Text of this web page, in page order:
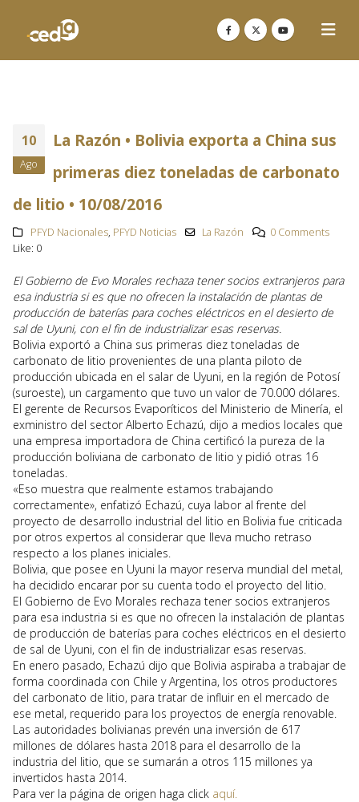
10
Ago
La Razón • Bolivia exporta a China sus
primeras diez toneladas de carbonato
de litio • 10/08/2016
PFYD Nacionales, PFYD Noticias La Razón
0 Comments
Like: 0
El Gobierno de Evo Morales rechaza tener socios extranjeros para
esa industria si es que no ofrecen la instalación de plantas de
producción de baterías para coches eléctricos en el desierto de
sal de Uyuni, con el fin de industrializar esas reservas.
Bolivia exportó a China sus primeras diez toneladas de
carbonato de litio provenientes de una planta piloto de
producción ubicada en el salar de Uyuni, en la región de Potosí
(suroeste), un cargamento que tuvo un valor de 70.000 dólares.
El gerente de Recursos Evaporíticos del Ministerio de Minería, el
exministro del sector Alberto Echazú, dijo a medios locales que
una empresa importadora de China certificó la pureza de la
producción boliviana de carbonato de litio y pidió otras 16
toneladas.
«Eso muestra que realmente estamos trabajando
correctamente», enfatizó Echazú, cuya labor al frente del
proyecto de desarrollo industrial del litio en Bolivia fue criticada
por otros expertos al considerar que lleva mucho retraso
respecto a los planes iniciales.
Bolivia, que posee en Uyuni la mayor reserva mundial del metal,
ha decidido encarar por su cuenta todo el proyecto del litio.
El Gobierno de Evo Morales rechaza tener socios extranjeros
para esa industria si es que no ofrecen la instalación de plantas
de producción de baterías para coches eléctricos en el desierto
de sal de Uyuni, con el fin de industrializar esas reservas.
En enero pasado, Echazú dijo que Bolivia aspiraba a trabajar de
forma coordinada con Chile y Argentina, los otros productores
del carbonato de litio, para tratar de influir en el mercado de
ese metal, requerido para los proyectos de energía renovable.
Las autoridades bolivianas prevén una inversión de 617
millones de dólares hasta 2018 para el desarrollo de la
industria del litio, que se sumarán a otros 115 millones ya
invertidos hasta 2014.
Para ver la página de origen haga click aquí.